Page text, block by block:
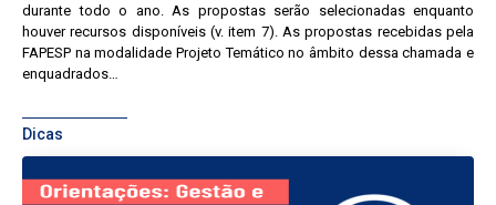
durante todo o ano. As propostas serão selecionadas enquanto
houver recursos disponíveis (v. item 7). As propostas recebidas pela
FAPESP na modalidade Projeto Temático no âmbito dessa chamada e
enquadrados…
Dicas